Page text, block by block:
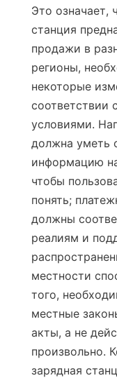
Это означает,
станция
продажи в
регионы,
некоторые
соответствии
условиями.
должна уметь
информацию
чтобы
понять;
должны
реалиям и
местности
того,
местные
акты, а не
произвольно.
зарядная